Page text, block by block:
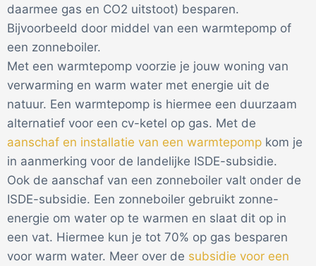
daarmee gas en CO2 uitstoot) besparen.
Bijvoorbeeld door middel van een warmtepomp of
een zonneboiler.
Met een warmtepomp voorzie je jouw woning van
verwarming en warm water met energie uit de
natuur. Een warmtepomp is hiermee een duurzaam
alternatief voor een cv-ketel op gas. Met de
aanschaf en installatie van een warmtepomp kom je
in aanmerking voor de landelijke ISDE-subsidie.
Ook de aanschaf van een zonneboiler valt onder de
ISDE-subsidie. Een zonneboiler gebruikt zonne-
energie om water op te warmen en slaat dit op in
een vat. Hiermee kun je tot 70% op gas besparen
voor warm water. Meer over de subsidie voor een